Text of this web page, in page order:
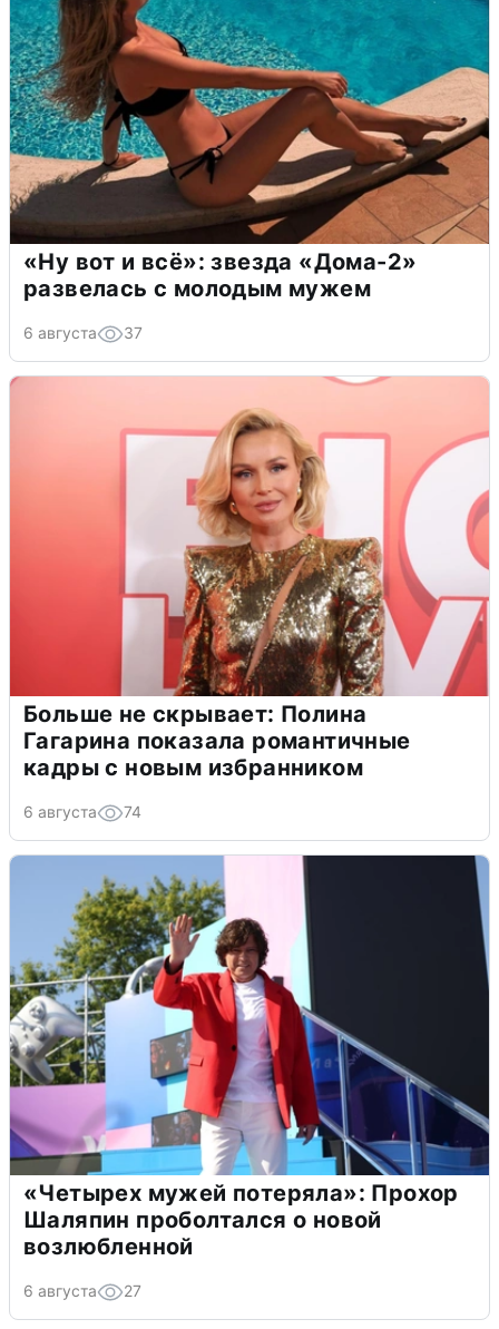
«Ну вот и всё»: звезда «Дома-2»
развелась с молодым мужем
6 августа 37
Больше не скрывает: Полина
Гагарина показала романтичные
кадры с новым избранником
6 августа 74
«Четырех мужей потеряла»: Прохор
Шаляпин проболтался о новой
возлюбленной
6 августа 27